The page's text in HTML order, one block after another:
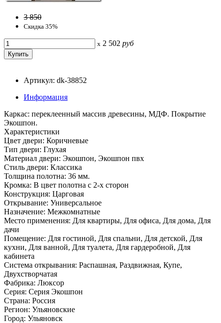
3 850
Скидка 35%
x 2 502 руб
Артикул: dk-38852
Информация
Каркас: переклеенный массив древесины, МДФ. Покрытие
Экошпон.
Характеристики
Цвет двери: Коричневые
Тип двери: Глухая
Материал двери: Экошпон, Экошпон пвх
Стиль двери: Классика
Толщина полотна: 36 мм.
Кромка: В цвет полотна с 2-х сторон
Конструкция: Царговая
Открывание: Универсальное
Назначение: Межкомнатные
Место применения: Для квартиры, Для офиса, Для дома, Для
дачи
Помещение: Для гостиной, Для спальни, Для детской, Для
кухни, Для ванной, Для туалета, Для гардеробной, Для
кабинета
Система открывания: Распашная, Раздвижная, Купе,
Двухстворчатая
Фабрика: Люксор
Серия: Серия Экошпон
Страна: Россия
Регион: Ульяновские
Город: Ульяновск